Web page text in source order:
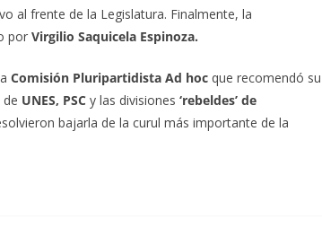
al frente de la Legislatura. Finalmente, la
por Virgilio Saquicela Espinoza.
Comisión Pluripartidista Ad hoc que recomendó su
UNES, PSC y las divisiones ‘rebeldes’ de
bajarla de la curul más importante de la